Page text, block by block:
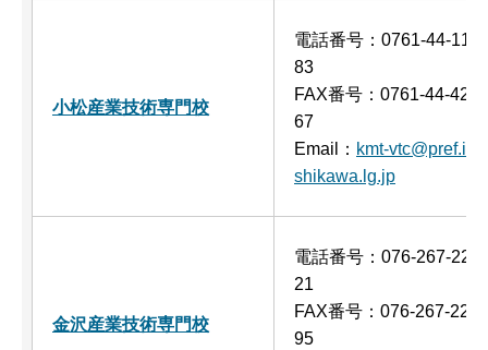
小松産業技術専門校
電話番号：0761-44-11
83
FAX番号：0761-44-42
67
Email： kmt-vtc@pref.i
shikawa.lg.jp
金沢産業技術専門校
電話番号：076-267-22
21
FAX番号：076-267-22
95